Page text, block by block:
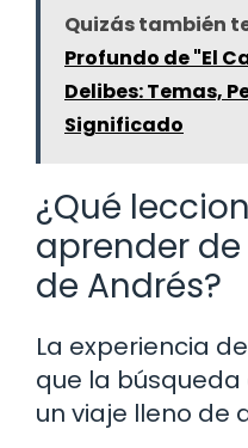
Quizás también
Profundo de "El
Delibes: Temas,
Significado
¿Qué
aprender
de Andrés?
La experiencia
que la
un viaje lleno de